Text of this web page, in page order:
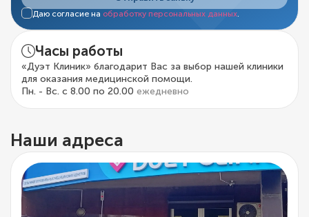
Даю согласие на обработку персональных данных.
Часы работы
«Дуэт Клиник» благодарит Вас за выбор нашей клиники
для оказания медицинской помощи.
Пн. - Вс. с 8.00 по 20.00 ежедневно
Наши адреса